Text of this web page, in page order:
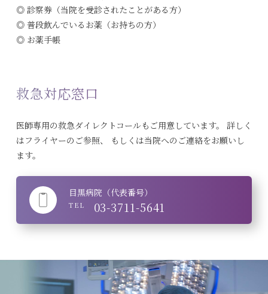
◎ 診察券（当院を受診されたことがある方）
◎ 普段飲んでいるお薬 （お持ちの方）
◎ お薬手帳
救急対応窓口
医師専用の救急ダイレクトコールもご用意しています。
詳しく
はフライヤーのご参照、
もしくは当院へのご連絡をお願いし
ます。
目黒病院（代表番号）
TEL 03-3711-5641